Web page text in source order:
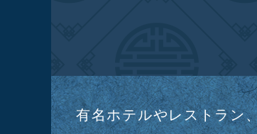
有名ホテルやレストラン